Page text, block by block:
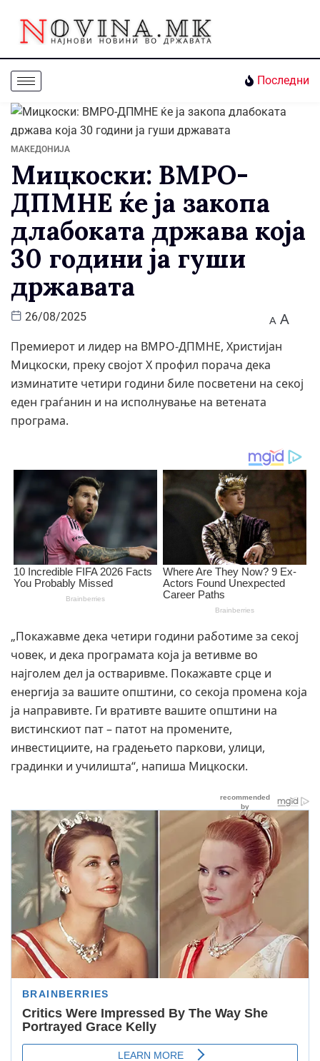
Последни
МАКЕДОНИЈА
Мицкоски: ВМРО-
ДПМНЕ ќе ја закопа
длабоката држава која
30 години ја гуши
државата
26/08/2025 A A
Премиерот и лидер на ВМРО-ДПМНЕ, Христијан
Мицкоски, преку својот X профил порача дека
изминатите четири години биле посветени на секој
еден граѓанин и на исполнување на ветената
програма.
„Покажавме дека четири години работиме за секој
човек, и дека програмата која ја ветивме во
најголем дел ја остваривме. Покажавте срце и
енергија за вашите општини, со секоја промена која
ја направивте. Ги вративте вашите општини на
вистинскиот пат – патот на промените,
инвестициите, на градењето паркови, улици,
градинки и училишта“, напиша Мицкоски.